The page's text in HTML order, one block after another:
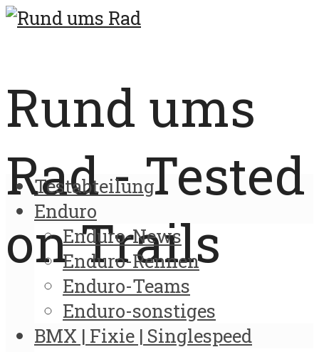
Rund ums
Rad - Tested
on Trails
Testabteilung
Enduro
Enduro-News
Enduro-Rennen
Enduro-Teams
Enduro-sonstiges
BMX | Fixie | Singlespeed